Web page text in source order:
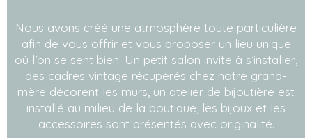
Nous avons créé une atmosphère toute particulière
afin de vous offrir et vous proposer un lieu unique
où l’on se sent bien. Un petit salon invite à s’installer,
des cadres vintage récupérés chez notre grand-
mère décorent les murs, un atelier de bijoutière est
installé au milieu de la boutique, les bijoux et les
accessoires sont présentés avec originalité.